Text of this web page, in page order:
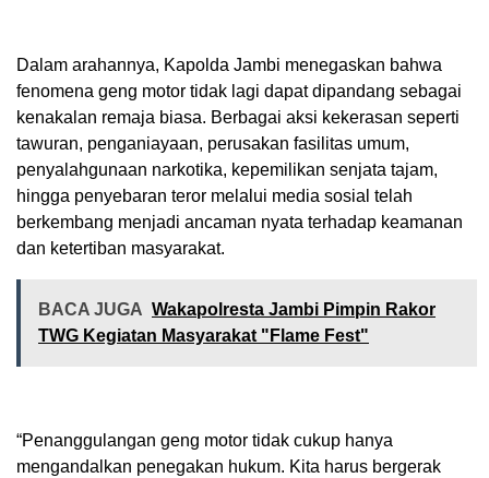
Dalam arahannya, Kapolda Jambi menegaskan bahwa
fenomena geng motor tidak lagi dapat dipandang sebagai
kenakalan remaja biasa. Berbagai aksi kekerasan seperti
tawuran, penganiayaan, perusakan fasilitas umum,
penyalahgunaan narkotika, kepemilikan senjata tajam,
hingga penyebaran teror melalui media sosial telah
berkembang menjadi ancaman nyata terhadap keamanan
dan ketertiban masyarakat.
BACA JUGA Wakapolresta Jambi Pimpin Rakor
TWG Kegiatan Masyarakat "Flame Fest"
“Penanggulangan geng motor tidak cukup hanya
mengandalkan penegakan hukum. Kita harus bergerak